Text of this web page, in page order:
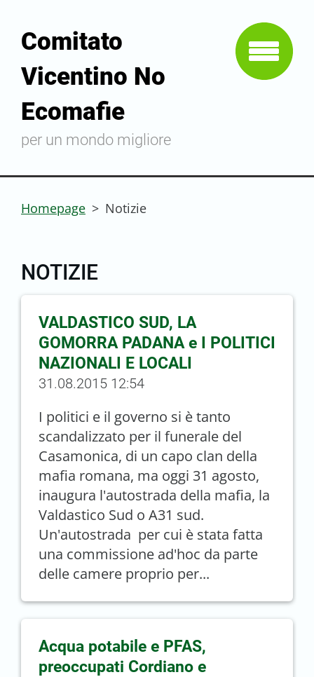
Comitato
Vicentino No
Ecomafie
per un mondo migliore
Homepage > Notizie
NOTIZIE
VALDASTICO SUD, LA
GOMORRA PADANA e I POLITICI
NAZIONALI E LOCALI
31.08.2015 12:54
I politici e il governo si è tanto
scandalizzato per il funerale del
Casamonica, di un capo clan della
mafia romana, ma oggi 31 agosto,
inaugura l'autostrada della mafia, la
Valdastico Sud o A31 sud.
Un'autostrada per cui è stata fatta
una commissione ad'hoc da parte
delle camere proprio per...
Acqua potabile e PFAS,
preoccupati Cordiano e